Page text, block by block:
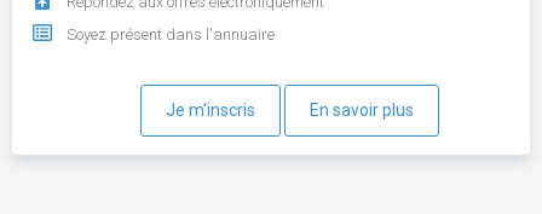
Soyez présent dans l'annuaire
Je m'inscris En savoir plus